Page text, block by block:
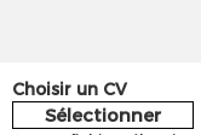
Choisir un CV
Sélectionner